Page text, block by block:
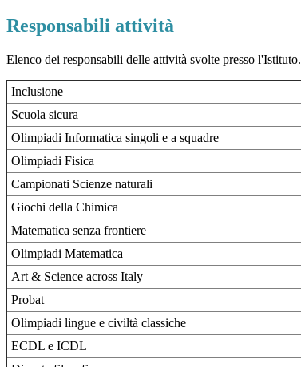
Responsabili attività
Elenco dei responsabili delle attività svolte presso l'Istituto.
Inclusione
Scuola sicura
Olimpiadi Informatica singoli e a squadre
Olimpiadi Fisica
Campionati Scienze naturali
Giochi della Chimica
Matematica senza frontiere
Olimpiadi Matematica
Art & Science across Italy
Probat
Olimpiadi lingue e civiltà classiche
ECDL e ICDL